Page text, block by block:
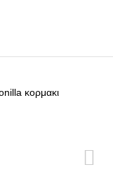
κορμακι